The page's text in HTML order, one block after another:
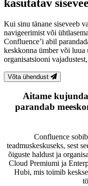
kasutatav
Kui sinu tänane siseveeb
navigeerimist või
Confluence’i abil
keskkonna ümber või luua
organisatsiooni
Võta ühendust
Aitame
parandab
Confluence
teadmuskeskuseks, sest
õiguste haldust ja
Cloud Premiumi ja
Hubi, mis toimib